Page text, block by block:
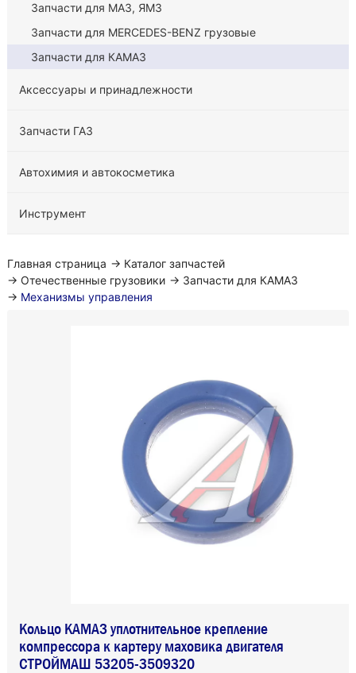
Запчасти для МАЗ, ЯМЗ
Запчасти для MERCEDES-BENZ грузовые
Запчасти для КАМАЗ
Аксессуары и принадлежности
Запчасти ГАЗ
Автохимия и автокосметика
Инструмент
Главная страница → Каталог запчастей
→ Отечественные грузовики → Запчасти для КАМАЗ
→ Механизмы управления
Кольцо КАМАЗ уплотнительное крепление
компрессора к картеру маховика двигателя
СТРОЙМАШ 53205-3509320